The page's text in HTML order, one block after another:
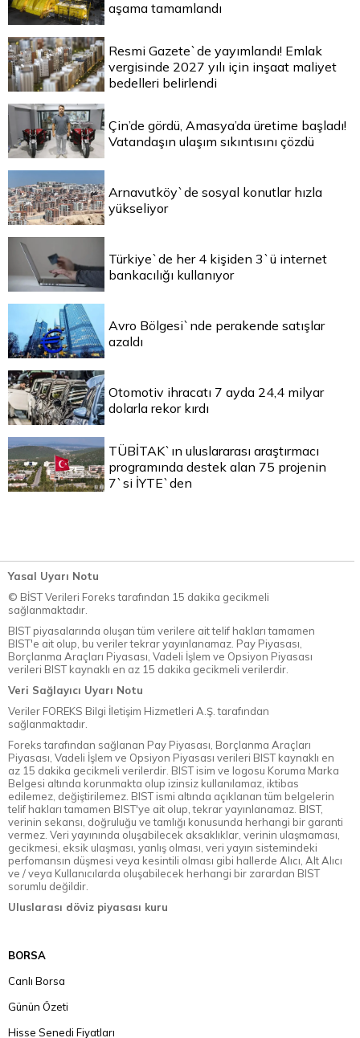
aşama tamamlandı
Resmi Gazete`de yayımlandı! Emlak
vergisinde 2027 yılı için inşaat maliyet
bedelleri belirlendi
Çin’de gördü, Amasya’da üretime başladı!
Vatandaşın ulaşım sıkıntısını çözdü
Arnavutköy`de sosyal konutlar hızla
yükseliyor
Türkiye`de her 4 kişiden 3`ü internet
bankacılığı kullanıyor
Avro Bölgesi`nde perakende satışlar
azaldı
Otomotiv ihracatı 7 ayda 24,4 milyar
dolarla rekor kırdı
TÜBİTAK`ın uluslararası araştırmacı
programında destek alan 75 projenin
7`si İYTE`den
Yasal Uyarı Notu
© BİST Verileri Foreks tarafından 15 dakika gecikmeli
sağlanmaktadır.
BIST piyasalarında oluşan tüm verilere ait telif hakları tamamen
BIST'e ait olup, bu veriler tekrar yayınlanamaz. Pay Piyasası,
Borçlanma Araçları Piyasası, Vadeli İşlem ve Opsiyon Piyasası
verileri BIST kaynaklı en az 15 dakika gecikmeli verilerdir.
Veri Sağlayıcı Uyarı Notu
Veriler FOREKS Bilgi İletişim Hizmetleri A.Ş. tarafından
sağlanmaktadır.
Foreks tarafından sağlanan Pay Piyasası, Borçlanma Araçları
Piyasası, Vadeli İşlem ve Opsiyon Piyasası verileri BIST kaynaklı en
az 15 dakika gecikmeli verilerdir. BIST isim ve logosu Koruma Marka
Belgesi altında korunmakta olup izinsiz kullanılamaz, iktibas
edilemez, değiştirilemez. BIST ismi altında açıklanan tüm belgelerin
telif hakları tamamen BIST'ye ait olup, tekrar yayınlanamaz. BIST,
verinin sekansı, doğruluğu ve tamlığı konusunda herhangi bir garanti
vermez. Veri yayınında oluşabilecek aksaklıklar, verinin ulaşmaması,
gecikmesi, eksik ulaşması, yanlış olması, veri yayın sistemindeki
perfomansın düşmesi veya kesintili olması gibi hallerde Alıcı, Alt Alıcı
ve / veya Kullanıcılarda oluşabilecek herhangi bir zarardan BIST
sorumlu değildir.
Uluslarası döviz piyasası kuru
BORSA
Canlı Borsa
Günün Özeti
Hisse Senedi Fiyatları